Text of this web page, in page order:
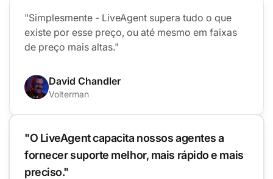
"Simplesmente - LiveAgent supera tudo o que
existe por esse preço, ou até mesmo em faixas
de preço mais altas."
David Chandler
Volterman
"O LiveAgent capacita nossos agentes a
fornecer suporte melhor, mais rápido e mais
preciso."